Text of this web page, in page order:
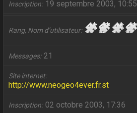
Inscription 19 septembre 2003, 10:55
Rang, Nom d’utilisateur
Messages 21
Site internet
http://www.neogeo4ever.fr.st
Inscription 02 octobre 2003, 17:36